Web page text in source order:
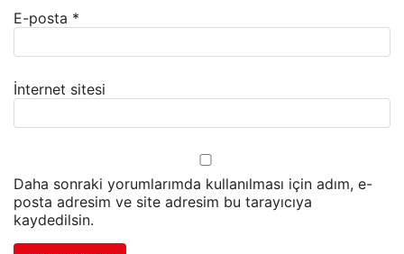
E-posta *
İnternet sitesi
Daha sonraki yorumlarımda kullanılması için adım, e-
posta adresim ve site adresim bu tarayıcıya
kaydedilsin.